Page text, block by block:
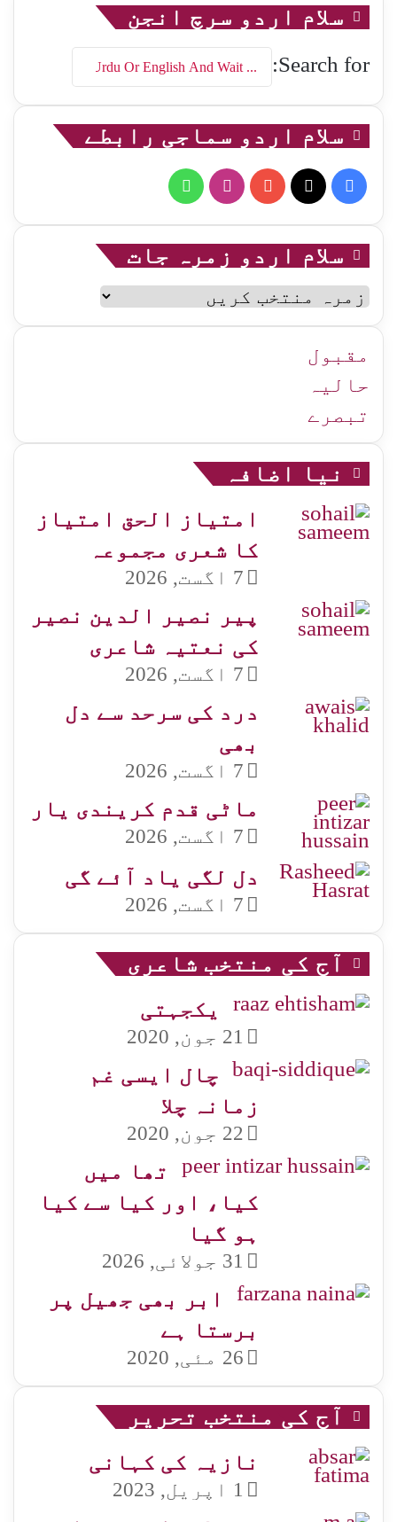
سلام اردو سرچ انجن
Search for:
سلام اردو سماجی رابطے
Facebook
YouTube
Instagram
WhatsApp
سلام اردو زمرہ جات
سلام
اردو
زمرہ
جات
مقبول
حالیہ
تبصرے
نیا اضافہ
امتیاز الحق امتیاز
کا شعری مجموعہ
7 اگست, 2026
پیر نصیر الدین نصیر
کی نعتیہ شاعری
7 اگست, 2026
درد کی سرحد سے دل
بھی
7 اگست, 2026
ماٹی قدم کریندی یار
7 اگست, 2026
دل لگی یاد آئے گی
7 اگست, 2026
آج کی منتخب شاعری
یکجہتی
21 جون, 2020
چال ایسی غم
زمانہ چلا
22 جون, 2020
تھا میں
کیا، اور کیا سے کیا
ہو گیا
31 جولائی, 2026
ابر بھی جھیل پر
برستا ہے
26 مئی, 2020
آج کی منتخب تحریر
نازیہ کی کہانی
1 اپریل, 2023